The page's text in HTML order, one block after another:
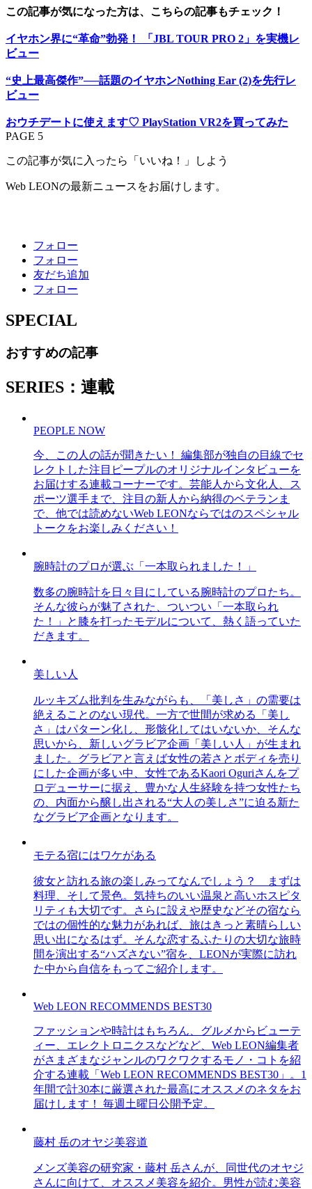
この記事が気になった方は、こちらの記事もチェック！
イヤホン界に“革命”勃発！ 「JBL TOUR PRO 2」を実機レ
ビュー
“史上最高傑作”──話題のイヤホンNothing Ear (2)を先行レ
ビュー
おウチデートに使えます♡ PlayStation VR2を買ってみた
PAGE 5
この記事が気に入ったら「いいね！」しよう
Web LEONの最新ニュースをお届けします。
フォロー
フォロー
友だち追加
フォロー
SPECIAL
おすすめの記事
SERIES：連載
PEOPLE NOW
今、この人の話が聞きたい！ 編集部が独自の目線でセ
レクトした注目ピープルのオリジナルインタビューを
お届けする連載コーナーです。芸能人から文化人、ス
ポーツ選手まで、注目の新人から納得のベテランま
で、他では読めないWeb LEONならではのスペシャル
トークをお楽しみください！
腕時計のプロが選ぶ「一本取られました！」
数多の腕時計を日々目にしている腕時計のプロたち。
そんな彼らが魅了された、ついつい「一本取られ
た！」と膝を打ったモデルについて、熱く語っていた
だきます。
美しい人
ルッキズム批判を生みながらも、「美しさ」の需要は
絶えることのない現代。一方で世間が求める「美し
さ」はパターン化し、形骸化してはいないか、そんな
思いから、新しいグラビア企画「美しい人」が生まれ
ました。グラビアと言えば女性の若さとボディを売り
にした企画が多い中、女性であるKaori Oguriさんをプ
ロデューサーに据え、豊かな人生経験を持つ女性たち
の、内面から醸し出される“大人の美しさ”に迫る新た
なグラビア企画となります。
モテる宿にはワケがある
彼女と訪れる旅の楽しみってなんでしょう？ まずは
料理、そして景色。気持ちのいい温泉と高いホスピタ
リティも大切です。さらに設えや歴史などその宿なら
ではの個性的な魅力があれば、旅はきっと素晴らしい
思い出になるはず。そんな恋するふたりの大切な旅時
間を演出する“ハズさない”宿を、LEONが実際に訪れ
た中から自信をもってご紹介します。
Web LEON RECOMMENDS BEST30
ファッションや時計はもちろん、グルメからビューテ
ィー、エレクトロニクスなどなど、Web LEON編集者
がさまざまなジャンルのワクワクするモノ・コトを紹
介する連載「Web LEON RECOMMENDS BEST30」。1
年間で計30本に厳選された最高にオススメのネタをお
届けします！ 毎週土曜日公開予定。
藤村 岳のオヤジ美容道
メンズ美容の研究家・藤村 岳さんが、同世代のオヤジ
さんに向けて、オススメ美容を紹介。男性が読む美容